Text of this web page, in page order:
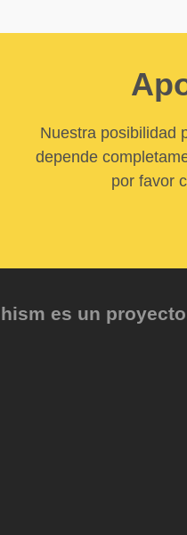
Nuestra posibilidad
depende
por favor
es un